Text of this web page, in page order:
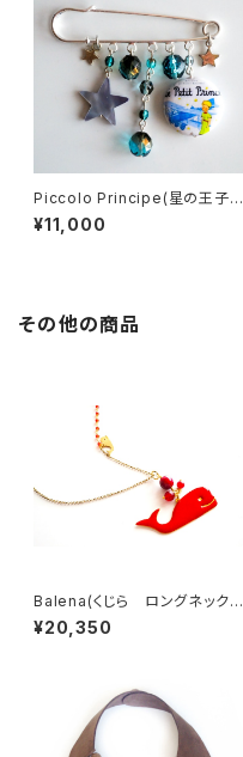
Piccolo Principe(星の王子様
ピンブローチ）
¥11,000
その他の商品
Balena(くじら ロングネックレ
ス/ RED)
¥20,350